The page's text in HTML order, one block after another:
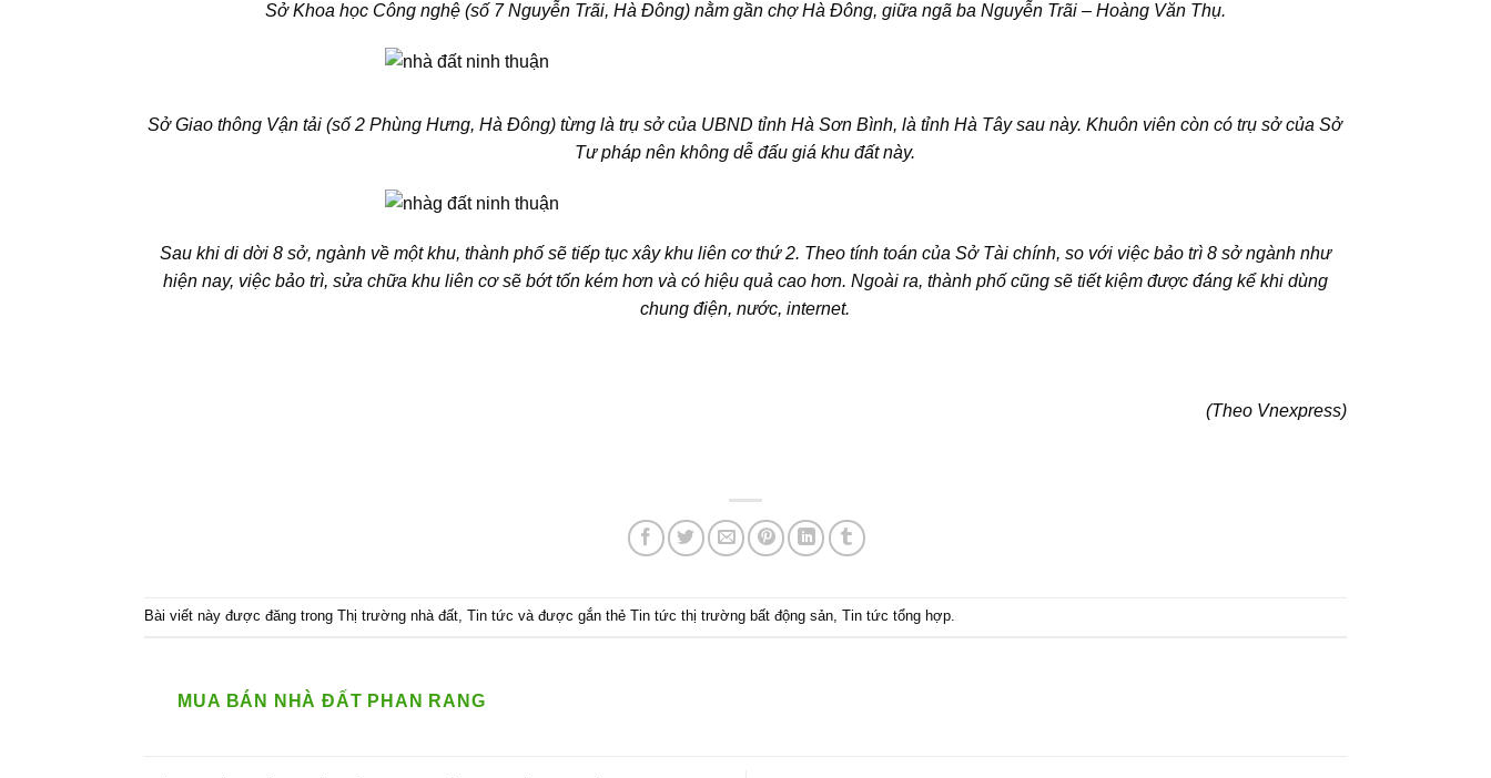
Sở Khoa học Công nghệ (số 7 Nguyễn Trãi, Hà Đông) nằm gần chợ Hà Đông, giữa ngã ba Nguyễn Trãi – Hoàng Văn Thụ.
Sở Giao thông Vận tải (số 2 Phùng Hưng, Hà Đông) từng là trụ sở của UBND tỉnh Hà Sơn Bình,là tỉnh Hà Tây sau này. Khuôn viên còn có trụ sở của Sở
Tư pháp nên không dễ đấu giá khu đất này.
Sau khi di dời 8 sở, ngành về một khu, thành phố sẽ tiếp tục xây khu liên cơ thứ 2. Theo tính toán của Sở Tài chính, so với việc bảo trì 8 sở ngành như
hiện nay, việc bảo trì, sửa chữa khu liên cơsẽ bớt tốn kém hơn và có hiệu quả cao hơn. Ngoài ra, thành phố cũng sẽ tiết kiệm được đáng kể khi dùng
chung điện, nước, internet.
(Theo Vnexpress)
Bài viết này được đăng trongThị trường nhà đất,Tin tức và được gắn thẻTin tức thị trường bất động sản,Tin tức tổng hợp.
MUA BÁN NHÀ ĐẤT PHAN RANG